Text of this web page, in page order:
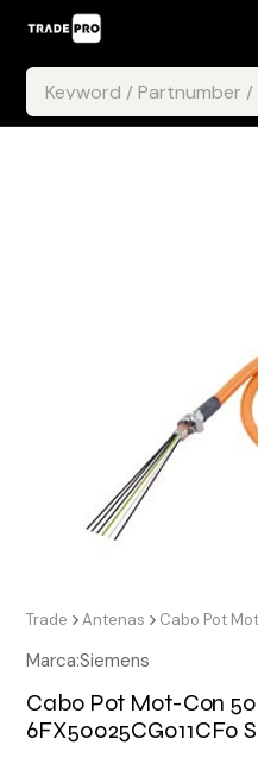
Trade Antenas
Marca:Siemens
Cabo Pot Mot-Con
6FX50025CG011CF0